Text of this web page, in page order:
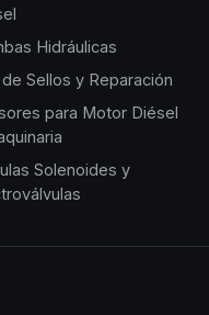
Hidráulicas
Sellos y Reparación
para Motor Diésel
Solenoides y